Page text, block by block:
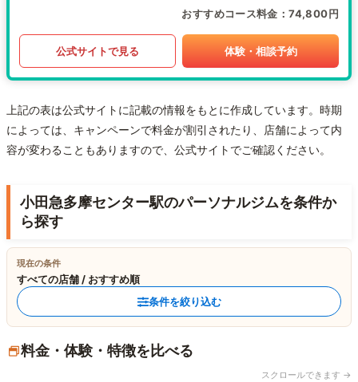
おすすめコース料金 74,800円
公式サイトで見る 体験・相談予約
上記の表は公式サイトに記載の情報をもとに作成しています。時期
によっては、キャンペーンで料金が割引されたり、店舗によって内
容が変わることもありますので、公式サイトでご確認ください。
小田急多摩センター駅のパーソナルジムを条件か
ら探す
現在の条件
すべての店舗 / おすすめ順
条件を絞り込む
料金・体験・特徴を比べる
スクロールできます →